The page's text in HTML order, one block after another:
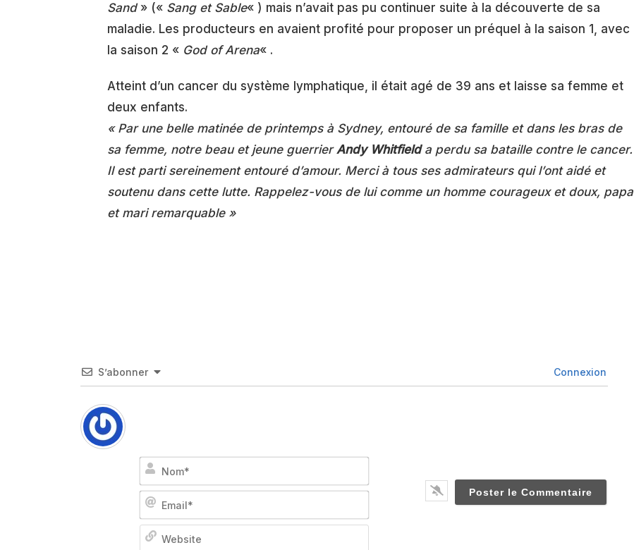
Sand» (« Sang et Sable« ) mais n’avait pas pu continuer suite à la découverte de sa
maladie. Les producteurs en avaient profité pour proposer un préquel à la saison 1, avec
la saison 2 « God of Arena« .
Atteint d’un cancer du système lymphatique, il était agé de 39 ans et laisse sa femme et
deux enfants.
« Par une belle matinée de printemps à Sydney, entouré de sa famille et dans les bras de
sa femme, notre beau et jeune guerrierAndy Whitfielda perdu sa bataille contre le cancer.
Il est parti sereinement entouré d’amour. Merci à tous ses admirateurs qui l’ont aidé et
soutenu dans cette lutte. Rappelez-vous de lui comme un homme courageux et doux, papa
et mari remarquable »
S’abonner Connexion
Nom*
Email*
Website